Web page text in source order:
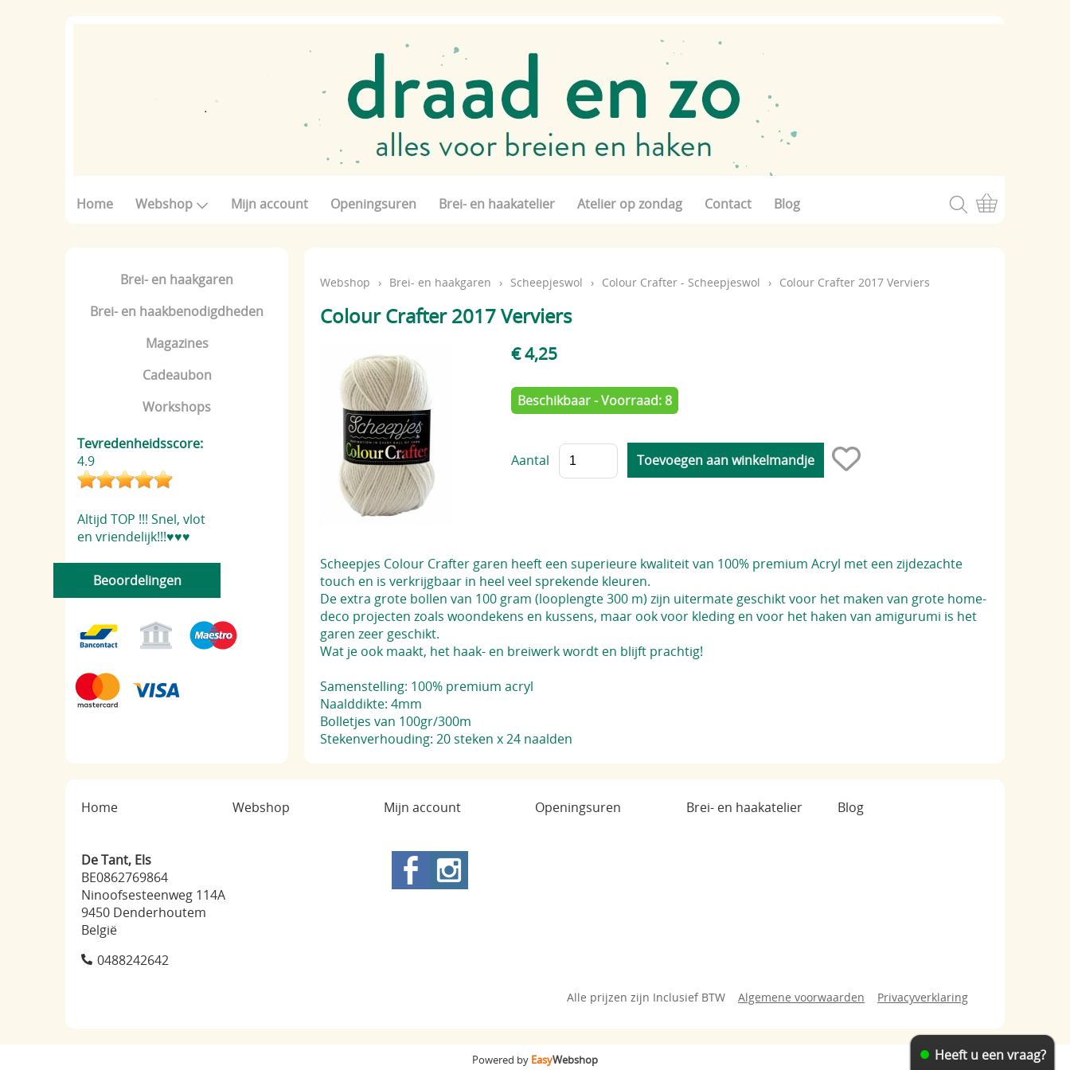
Home Webshop Mijn account Openingsuren Brei- en haakatelier Atelier op zondag Contact Blog
Brei- en haakgaren
Brei- en haakbenodigdheden
Magazines
Cadeaubon
Workshops
Tevredenheidsscore:
4.9
Altijd TOP !!! Snel, vlot
en vriendelijk!!!♥️♥️♥️
Beoordelingen
Webshop › Brei- en haakgaren › Scheepjeswol › Colour Crafter - Scheepjeswol › Colour Crafter 2017 Verviers
Colour Crafter 2017 Verviers
€ 4,25
Beschikbaar - Voorraad: 8
Aantal
Scheepjes Colour Crafter garen heeft een superieure kwaliteit van 100% premium Acryl met een zijdezachte
touch en is verkrijgbaar in heel veel sprekende kleuren.
De extra grote bollen van 100 gram (looplengte 300 m) zijn uitermate geschikt voor het maken van grote home-
deco projecten zoals woondekens en kussens, maar ook voor kleding en voor het haken van amigurumi is het
garen zeer geschikt.
Wat je ook maakt, het haak- en breiwerk wordt en blijft prachtig!
Samenstelling: 100% premium acryl
Naalddikte: 4mm
Bolletjes van 100gr/300m
Stekenverhouding: 20 steken x 24 naalden
Home Webshop Mijn account Openingsuren Brei- en haakatelier Blog
De Tant, Els
BE0862769864
Ninoofsesteenweg 114A
9450 Denderhoutem
België
0488242642
Alle prijzen zijn Inclusief BTW Algemene voorwaarden Privacyverklaring
Heeft u een vraag?
Powered by EasyWebshop